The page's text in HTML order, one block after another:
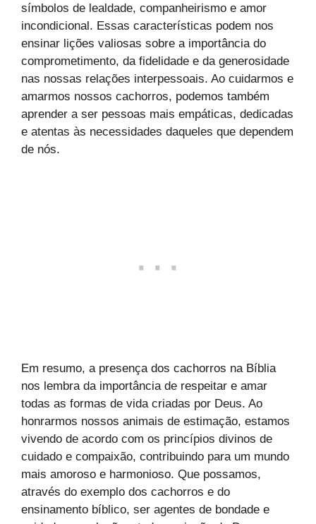
símbolos de lealdade, companheirismo e amor
incondicional. Essas características podem nos
ensinar lições valiosas sobre a importância do
comprometimento, da fidelidade e da generosidade
nas nossas relações interpessoais. Ao cuidarmos e
amarmos nossos cachorros, podemos também
aprender a ser pessoas mais empáticas, dedicadas
e atentas às necessidades daqueles que dependem
de nós.
Em resumo, a presença dos cachorros na Bíblia
nos lembra da importância de respeitar e amar
todas as formas de vida criadas por Deus. Ao
honrarmos nossos animais de estimação, estamos
vivendo de acordo com os princípios divinos de
cuidado e compaixão, contribuindo para um mundo
mais amoroso e harmonioso. Que possamos,
através do exemplo dos cachorros e do
ensinamento bíblico, ser agentes de bondade e